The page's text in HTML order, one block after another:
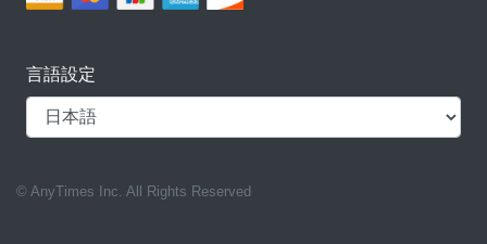
言語設定
© AnyTimes Inc. All Rights Reserved